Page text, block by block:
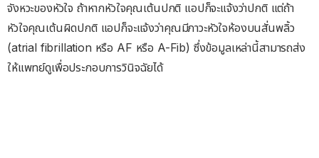
จังหวะของหัวใจ ถ้าหากหัวใจคุณเต้นปกติ แอปก็จะแจ้งว่าปกติ แต่ถ้า
หัวใจคุณเต้นผิดปกติ แอปก็จะแจ้งว่าคุณมีภาวะหัวใจห้องบนสั่นพลิ้ว
(atrial fibrillation หรือ AF หรือ A-Fib) ซึ่งข้อมูลเหล่านี้สามารถส่ง
ให้แพทย์ดูเพื่อประกอบการวินิจฉัยได้